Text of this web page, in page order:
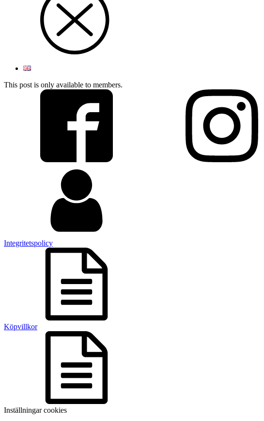
This post is only available to members.
Integritetspolicy
Köpvillkor
Inställningar cookies